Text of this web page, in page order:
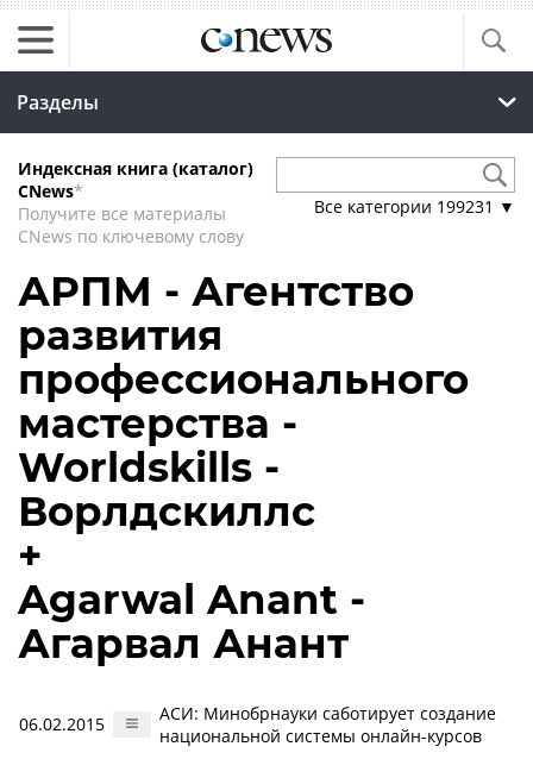
Разделы
Индексная книга (каталог)
CNews*
Получите все материалы
CNews по ключевому слову
Все категории 199231 ▼
АРПМ - Агентство
развития
профессионального
мастерства -
Worldskills -
Ворлдскиллс
+
Agarwal Anant -
Агарвал Анант
06.02.2015
АСИ: Минобрнауки саботирует создание
национальной системы онлайн-курсов